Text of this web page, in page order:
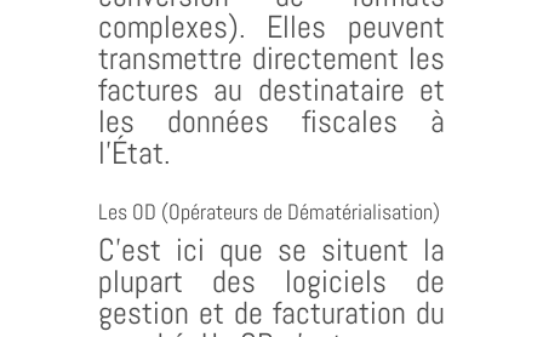
complexes). Elles peuvent
transmettre directement les
factures au destinataire et
les données fiscales à
l’État.
Les OD (Opérateurs de Dématérialisation)
C’est ici que se situent la
plupart des logiciels de
gestion et de facturation du